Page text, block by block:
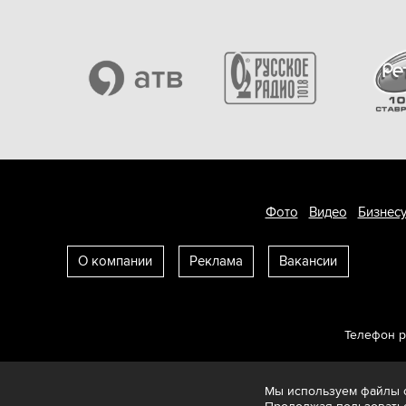
Фото Видео
О компании Реклама Вакансии
Телефон
Мы используем файлы